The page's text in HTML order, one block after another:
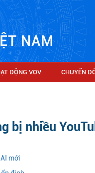
NAM
ĐỘNG VOV CHUYỂN
bị nhiều
mới